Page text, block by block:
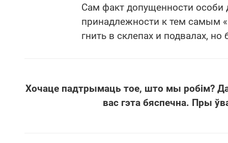
Сам факт допущенности
принадлежности к тем
гнить в склепах и подвалах,
Хочаце падтрымаць тое, што мы робім?
вас гэта бяспечна. Пры